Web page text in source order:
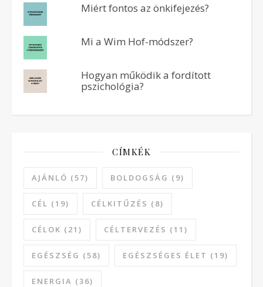
Miért fontos az önkifejezés?
Mi a Wim Hof-módszer?
Hogyan működik a fordított
pszichológia?
CÍMKÉK
AJÁNLÓ (57) BOLDOGSÁG (9)
CÉL (19) CÉLKITŰZÉS (8)
CÉLOK (21) CÉLTERVEZÉS (11)
EGÉSZSÉG (58) EGÉSZSÉGES ÉLET (19)
ENERGIA (36)